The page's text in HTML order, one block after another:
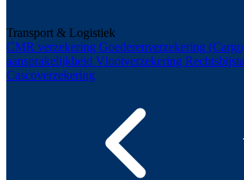
Transport & Logistiek
CMR verzekering Goederenverzekering
aansprakelijkheid Vlootverzekering
Cascoverzekering